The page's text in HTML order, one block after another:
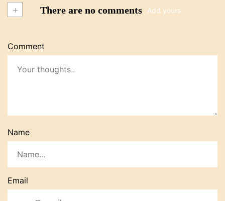
+ There are no comments Add yours
Comment
Name
Email